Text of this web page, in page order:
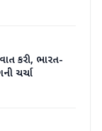
કરી, ભારત-
ચર્ચા